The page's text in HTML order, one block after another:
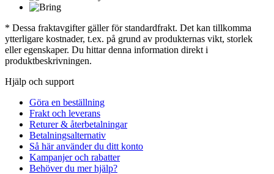
* Dessa fraktavgifter gäller för standardfrakt. Det kan tillkomma
ytterligare kostnader, t.ex. på grund av produkternas vikt, storlek
eller egenskaper. Du hittar denna information direkt i
produktbeskrivningen.
Hjälp och support
Göra en beställning
Frakt och leverans
Returer & återbetalningar
Betalningsalternativ
Så här använder du ditt konto
Kampanjer och rabatter
Behöver du mer hjälp?